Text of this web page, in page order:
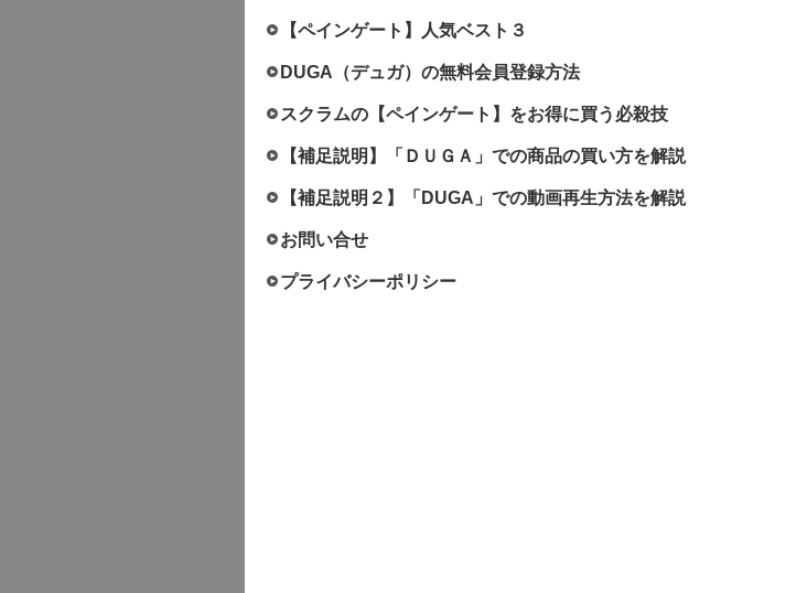
【ペインゲート】人気ベスト３
DUGA（デュガ）の無料会員登録方法
スクラムの【ペインゲート】をお得に買う必殺技
【補足説明】「ＤＵＧＡ」での商品の買い方を解説
【補足説明２】「DUGA」での動画再生方法を解説
お問い合せ
プライバシーポリシー